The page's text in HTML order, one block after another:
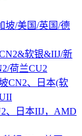
坡/美国/英国/德
软银&IIJ/新
荷兰CU2
CN2、日本(软
、日本IIJ，AMD